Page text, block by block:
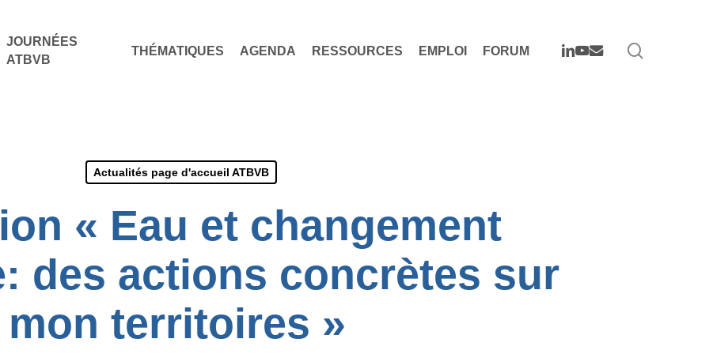
JOURNÉES
ATBVB
THÉMATIQUES AGENDA RESSOURCES EMPLOI FORUM LINKEDIN
YOUTUBE
EMAIL
Actualités page d'accueil ATBVB
« Eau et changement
des actions concrètes sur
mon territoires »